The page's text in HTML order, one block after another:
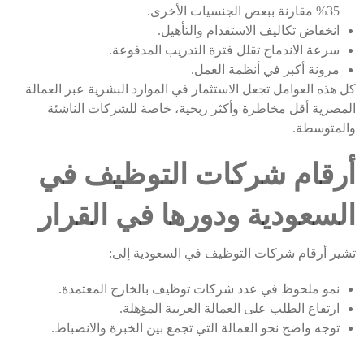
35% مقارنة ببعض الجنسيات الأخرى.
انخفاض تكاليف الاستقدام والتأهيل.
سرعة الاندماج تقلل فترة التدريب المدفوعة.
مرونة أكبر في أنظمة العمل.
كل هذه العوامل تجعل الاستثمار في الموارد البشرية عبر العمالة
المصرية أقل مخاطرة وأكثر ربحية، خاصة للشركات الناشئة
والمتوسطة.
أرقام شركات التوظيف في
السعودية ودورها في القرار
تشير أرقام شركات التوظيف في السعودية إلى:
نمو ملحوظ في عدد شركات توظيف بالخارج المعتمدة.
ارتفاع الطلب على العمالة العربية المؤهلة.
توجه واضح نحو العمالة التي تجمع بين الخبرة والانضباط.